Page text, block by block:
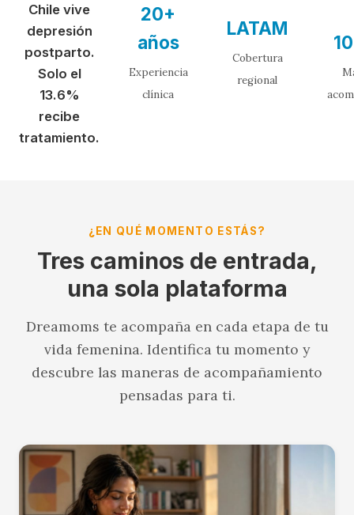
Chile vive
depresión
postparto.
Solo el
13.6%
recibe
tratamiento.
20+
años
Experiencia
clínica
LATAM
Cobertura
regional
¿EN QUÉ MOMENTO ESTÁS?
Tres caminos de entrada,
una sola plataforma
Dreamoms te acompaña en cada etapa de tu
vida femenina. Identifica tu momento y
descubre las maneras de acompañamiento
pensadas para ti.